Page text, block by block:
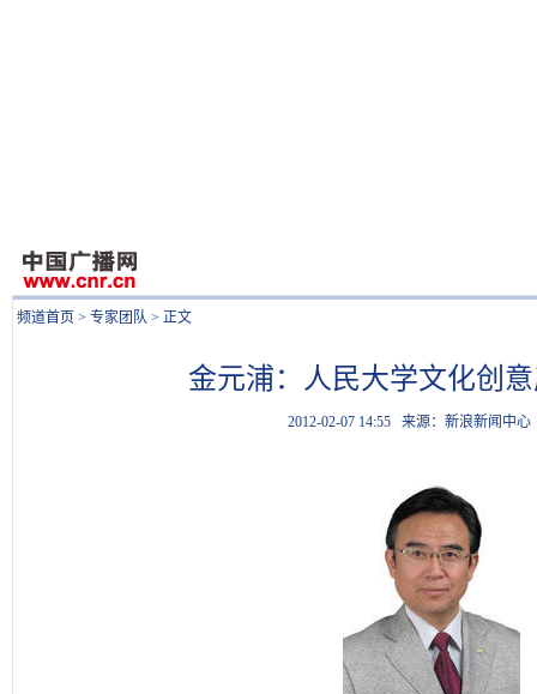
频道首页 > 专家团队 > 正文
金元浦：人民大学文化创
2012-02-07 14:55 来源：新浪新闻中